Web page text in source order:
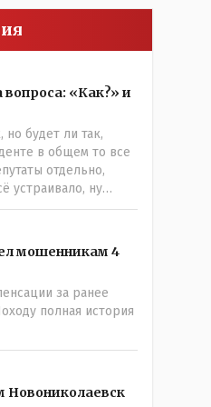
«Как?» и
но будет ли так,
в общем то все
отдельно,
устраивало, ну
членов общества,
за границу, кого
когда власть
к народу многим
А народные ли
которую якобы мы
Парадкс в
когда пар
а депутаты
мошенникам 4
за ранее
полная история
Новониколаевск